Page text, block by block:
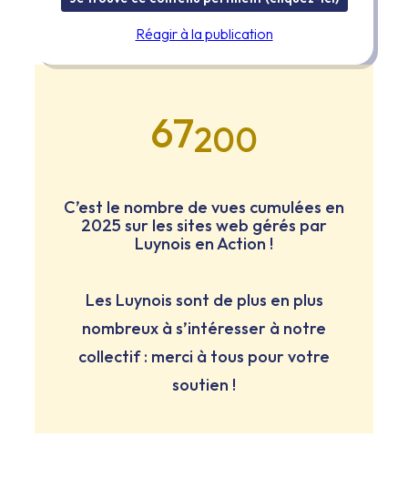
Réagir à la publication
67200
C’est le nombre de vues cumulées en
2025 sur les sites web gérés par
Luynois en Action !
Les Luynois sont de plus en plus
nombreux à s’intéresser à notre
collectif : merci à tous pour votre
soutien !